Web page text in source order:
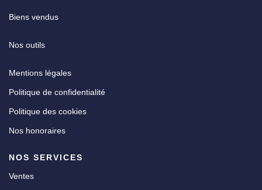
Biens vendus
Nos outils
Mentions légales
Politique de confidentialité
Politique des cookies
Nos honoraires
NOS SERVICES
Ventes